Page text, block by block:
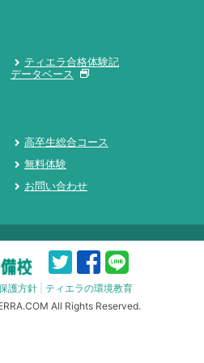
ティエラ合格体験記
データベース
高卒生総合コース
無料体験
お問い合わせ
護方針
ティエラの環境教育
All Rights Reserved.